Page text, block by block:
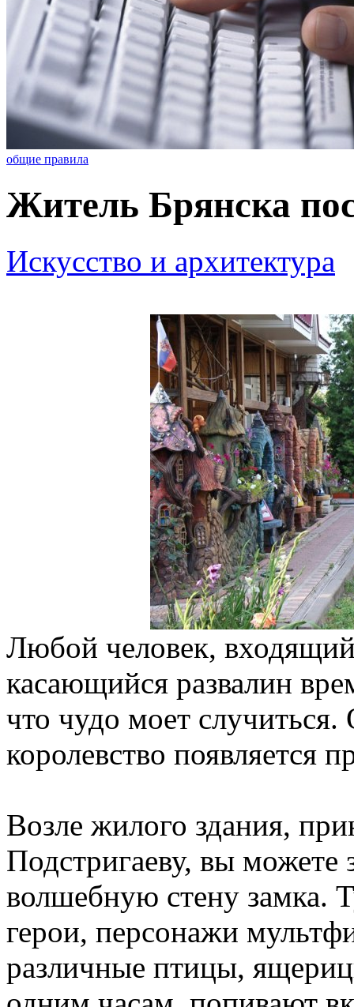
общие правила
Житель Брянска
Искусство и архитектура
Любой человек,
касающийся развалин
что чудо моет случиться.
королевство появляется
Возле жилого здания,
Подстригаеву, вы можете
волшебную стену замка.
герои, персонажи
различные птицы,